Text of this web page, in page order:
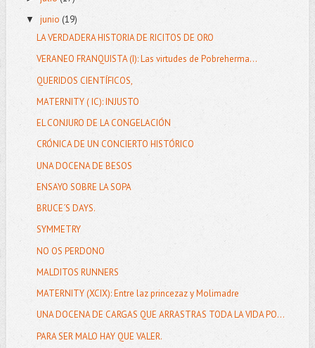
▼ junio (19)
LA VERDADERA HISTORIA DE RICITOS DE ORO
VERANEO FRANQUISTA (I): Las virtudes de Pobreherma...
QUERIDOS CIENTÍFICOS,
MATERNITY ( IC): INJUSTO
EL CONJURO DE LA CONGELACIÓN
CRÓNICA DE UN CONCIERTO HISTÓRICO
UNA DOCENA DE BESOS
ENSAYO SOBRE LA SOPA
BRUCE´S DAYS.
SYMMETRY
NO OS PERDONO
MALDITOS RUNNERS
MATERNITY (XCIX): Entre laz princezaz y Molimadre
UNA DOCENA DE CARGAS QUE ARRASTRAS TODA LA VIDA PO...
PARA SER MALO HAY QUE VALER.